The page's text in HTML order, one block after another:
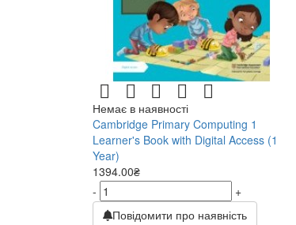
Немає в наявності
Cambridge Primary Computing 1
Learner's Book with Digital Access (1
Year)
1394.00₴
-
+
Повідомити про наявність